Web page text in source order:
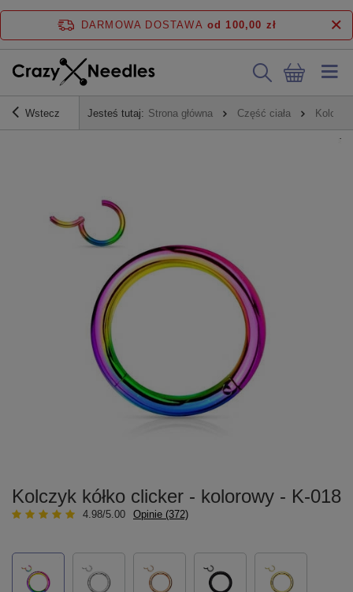
DARMOWA DOSTAWA od 100,00 zł
Wstecz Jesteś tutaj: Strona główna Część ciała
Kolczyk kółko clicker - kolorowy - K-018
4.98/5.00 Opinie (372)